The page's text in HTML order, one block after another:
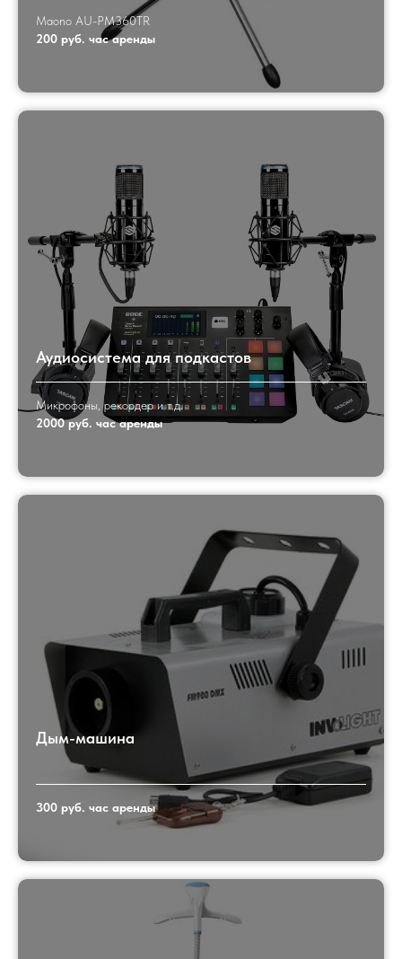
Maono AU-PM360TR
200 руб. час аренды
Аудиосистема для подкастов
Микрофоны, рекордер и т.д.
2000 руб. час аренды
Дым-машина
300 руб. час аренды